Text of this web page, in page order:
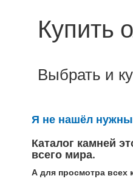
Купить
Выбрать и
Я не нашёл
Каталог камней
всего мира.
А для просмотра всех